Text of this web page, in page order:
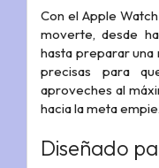
Con el Apple
moverte, desde
hasta preparar una
precisas para
aproveches al
hacia la meta
Diseñado